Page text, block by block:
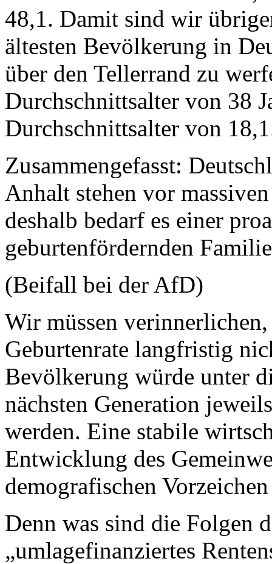
48,1. Damit sind wir
ältesten Bevölkerung in
über den Tellerrand zu
Durchschnittsalter von 38
Durchschnittsalter von
Zusammengefasst:
Anhalt stehen vor
deshalb bedarf es einer
geburtenfördernden
(Beifall bei der AfD)
Wir müssen
Geburtenrate langfristig
Bevölkerung würde unter
nächsten Generation
werden. Eine stabile
Entwicklung des
demografischen
Denn was sind die Folgen
„umlagefinanziertes